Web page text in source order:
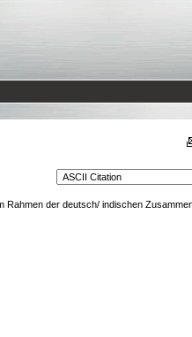
Rahmen der deutsch/ indischen